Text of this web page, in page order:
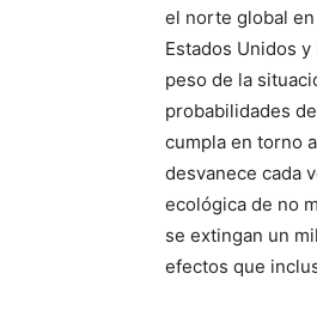
el norte global
Estados Unidos
peso de la
probabilidades
cumpla en torno
desvanece cada
ecológica de no
se extingan un
efectos que